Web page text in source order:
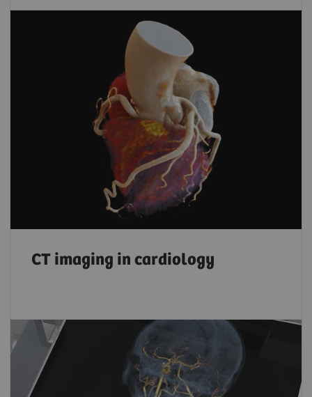
CT imaging in cardiology